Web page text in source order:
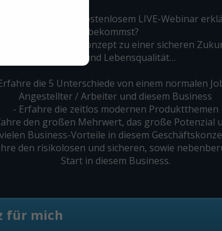
Was du in diesem kostenlosem LIVE-Webinar
bekommst?
meinem Business-Konzept zu einer sicheren
Erfolg und Lebensqualität…
die 5 Unterschiede von einem normalen
Angestellter / Arbeiter und diesem Business
- Erfahre die zeitlos modernen Produktthemen
den großen Mehrwert, das große Potenzial
vielen Business-Vorteile in diesem
den risikolosen und sicheren, sowie
Start in diesem Business.
für mich